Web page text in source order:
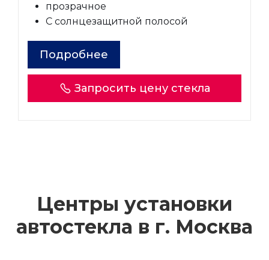
прозрачное
С солнцезащитной полосой
Подробнее
Запросить цену стекла
Центры установки
автостекла в г. Москва